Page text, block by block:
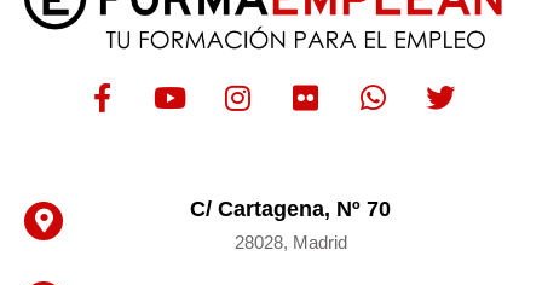
C/ Cartagena, Nº 70
28028, Madrid